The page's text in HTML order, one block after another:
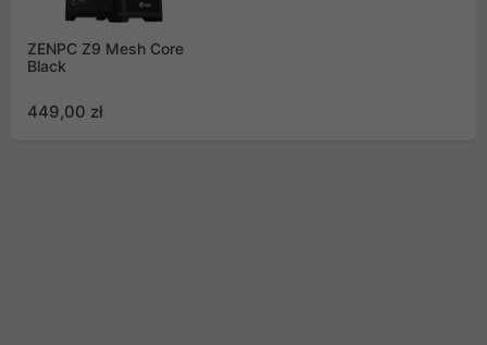
ZENPC Z9 Mesh Core
Black
449,00 zł